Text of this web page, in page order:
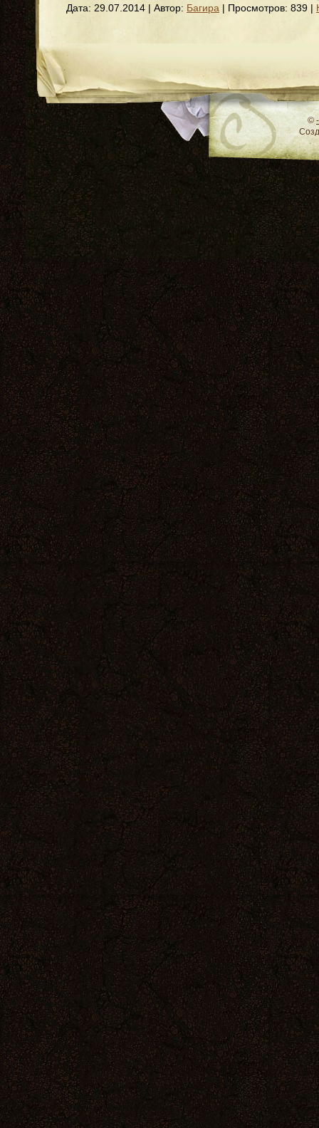
Дата: 29.07.2014 | Автор: Багира | Просмотров: 839 |
©
RSS